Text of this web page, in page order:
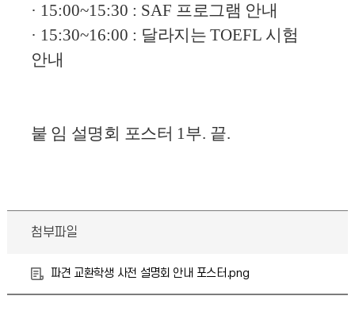
· 15:00~15:30 : SAF 프로그램 안내
· 15:30~16:00 : 달라지는TOEFL 시험
안내
붙 임 설명회 포스터 1부. 끝.
첨부파일
파견 교환학생 사전 설명회 안내 포스터.png